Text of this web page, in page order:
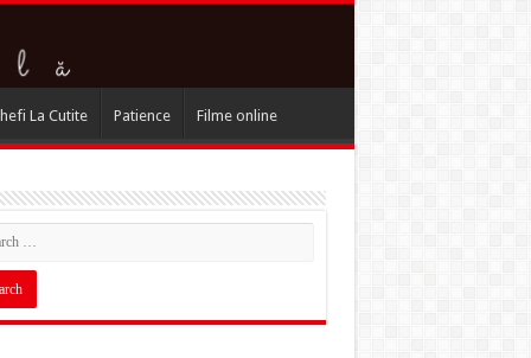
La Cutite Patience Filme online